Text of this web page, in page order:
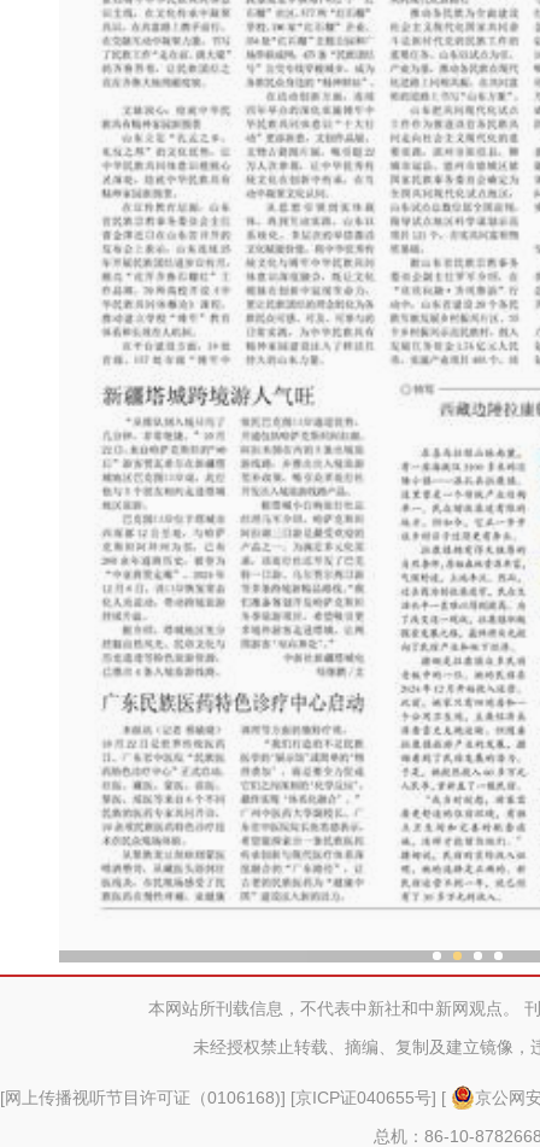
本网站所刊载信息，不代表中新社和中新网观点。
未经授权禁止转载、摘编、复制及建立镜像，
[网上传播视听节目许可证（0106168)] [京ICP证040655号] [
京公网
总机：86-10-